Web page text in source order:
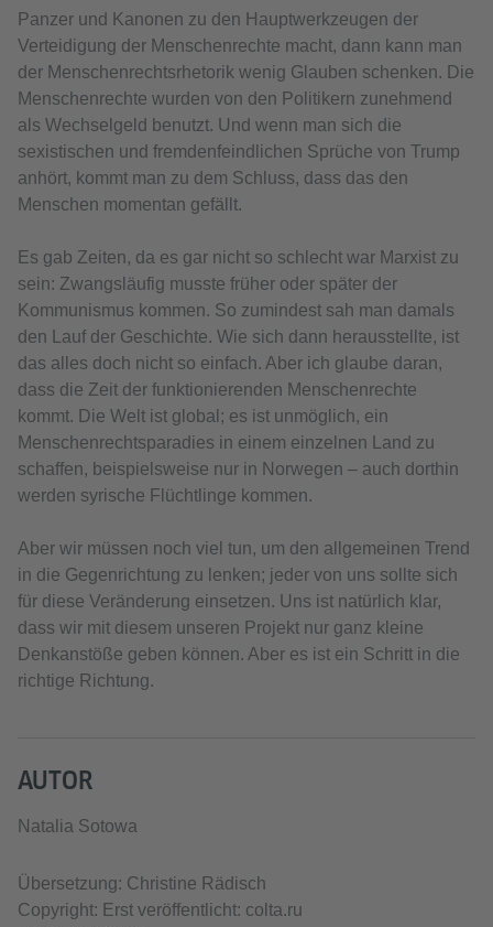
Panzer und Kanonen zu den Hauptwerkzeugen der
Verteidigung der Menschenrechte macht, dann kann man
der Menschenrechtsrhetorik wenig Glauben schenken. Die
Menschenrechte wurden von den Politikern zunehmend
als Wechselgeld benutzt. Und wenn man sich die
sexistischen und fremdenfeindlichen Sprüche von Trump
anhört, kommt man zu dem Schluss, dass das den
Menschen momentan gefällt.
Es gab Zeiten, da es gar nicht so schlecht war Marxist zu
sein: Zwangsläufig musste früher oder später der
Kommunismus kommen. So zumindest sah man damals
den Lauf der Geschichte. Wie sich dann herausstellte, ist
das alles doch nicht so einfach. Aber ich glaube daran,
dass die Zeit der funktionierenden Menschenrechte
kommt. Die Welt ist global; es ist unmöglich, ein
Menschenrechtsparadies in einem einzelnen Land zu
schaffen, beispielsweise nur in Norwegen – auch dorthin
werden syrische Flüchtlinge kommen.
Aber wir müssen noch viel tun, um den allgemeinen Trend
in die Gegenrichtung zu lenken; jeder von uns sollte sich
für diese Veränderung einsetzen. Uns ist natürlich klar,
dass wir mit diesem unseren Projekt nur ganz kleine
Denkanstöße geben können. Aber es ist ein Schritt in die
richtige Richtung.
AUTOR
Natalia Sotowa
Übersetzung: Christine Rädisch
Copyright: Erst veröffentlicht: colta.ru